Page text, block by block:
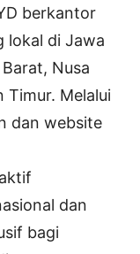
berkantor
lokal di Jawa
Nusa
Timur. Melalui
dan website
dan
bagi